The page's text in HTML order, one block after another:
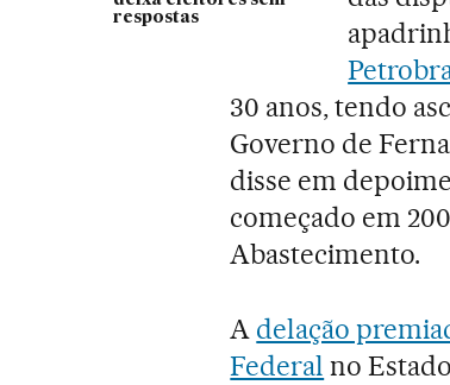
respostas
30 anos, tendo
Governo de
disse em
começado em
Abastecimento.
A delação
Federal no